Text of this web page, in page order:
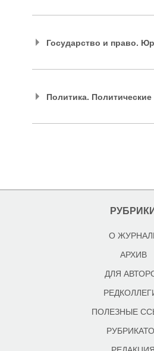
Государство и право.
Политика. Политические
РУБРИКИ
О
АРХИВ
ДЛЯ
ПОЛЕЗНЫЕ